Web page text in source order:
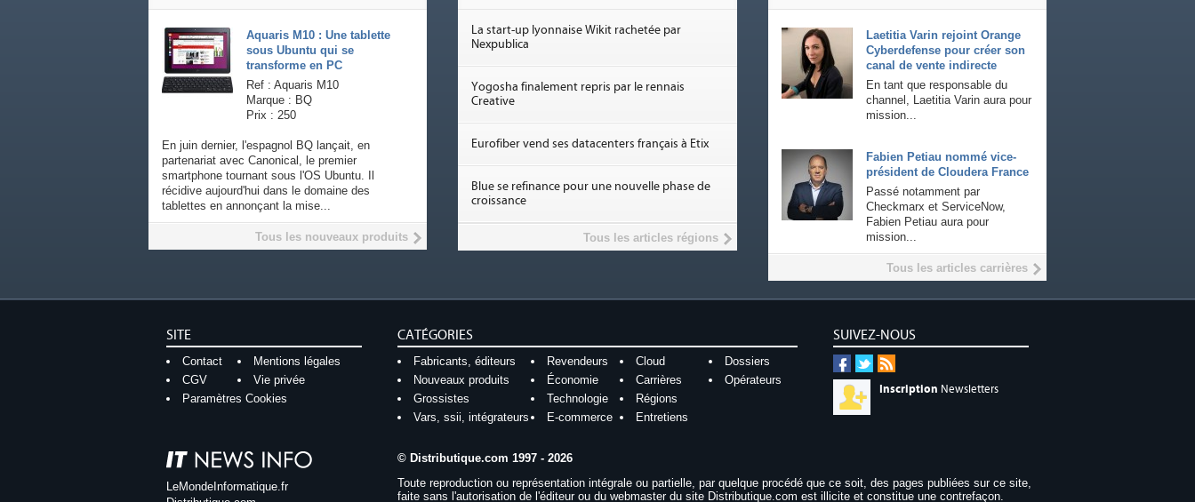
Laetitia Varin rejoint Orange
Cyberdefense pour créer son
canal de vente indirecte
En tant que responsable du
channel, Laetitia Varin aura pour
mission...
Fabien Petiau nommé vice-
président de Cloudera France
Passé notamment par
Checkmarx et ServiceNow,
Fabien Petiau aura pour
mission...
Tous les articles carrières
Aquaris M10 : Une tablette
sous Ubuntu qui se
transforme en PC
Ref : Aquaris M10
Marque : BQ
Prix : 250
En juin dernier, l'espagnol BQ lançait, en
partenariat avec Canonical, le premier
smartphone tournant sous l'OS Ubuntu. Il
récidive aujourd'hui dans le domaine des
tablettes en annonçant la mise...
Tous les nouveaux produits
La start-up lyonnaise Wikit rachetée par
Nexpublica
Yogosha finalement repris par le rennais
Creative
Eurofiber vend ses datacenters français à Etix
Blue se refinance pour une nouvelle phase de
croissance
Tous les articles régions
SUIVEZ-NOUS
Inscription Newsletters
SITE
Contact
Mentions légales
CGV
Vie privée
Paramètres Cookies
CATÉGORIES
Fabricants, éditeurs Revendeurs Cloud
Dossiers
Nouveaux produits
Économie Carrières
Opérateurs
Grossistes
Technologie
Régions
Vars, ssii, intégrateurs
E-commerce Entretiens
LeMondeInformatique.fr
© Distributique.com 1997 - 2026
Toute reproduction ou représentation intégrale ou partielle, par quelque procédé que ce soit, des pages publiées sur ce site,
faite sans l'autorisation de l'éditeur ou du webmaster du site Distributique.com est illicite et constitue une contrefaçon.